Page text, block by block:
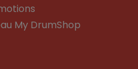
My DrumShop